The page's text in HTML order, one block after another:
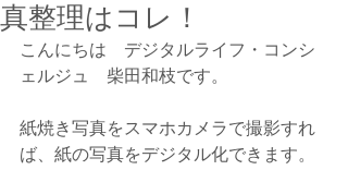
真整理はコレ！
こんにちは　デジタルライフ・コンシ
ェルジュ　柴田和枝です。
紙焼き写真をスマホカメラで撮影すれ
ば、紙の写真をデジタル化できます。